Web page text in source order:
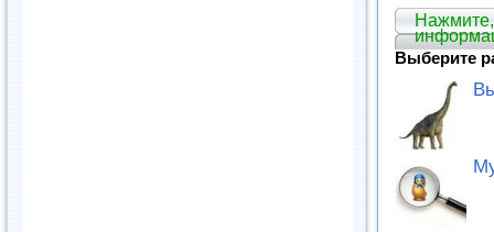
Выберите